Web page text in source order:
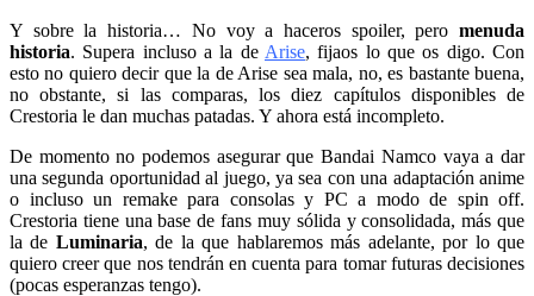
Y sobre la historia… No voy a haceros spoiler, pero menuda
historia. Supera incluso a la de Arise, fijaos lo que os digo. Con
esto no quiero decir que la de Arise sea mala, no, es bastante buena,
no obstante, si las comparas, los diez capítulos disponibles de
Crestoria le dan muchas patadas. Y ahora está incompleto.
De momento no podemos asegurar que Bandai Namco vaya a dar
una segunda oportunidad al juego, ya sea con una adaptación anime
o incluso un remake para consolas y PC a modo de spin off.
Crestoria tiene una base de fans muy sólida y consolidada, más que
la de Luminaria, de la que hablaremos más adelante, por lo que
quiero creer que nos tendrán en cuenta para tomar futuras decisiones
(pocas esperanzas tengo).